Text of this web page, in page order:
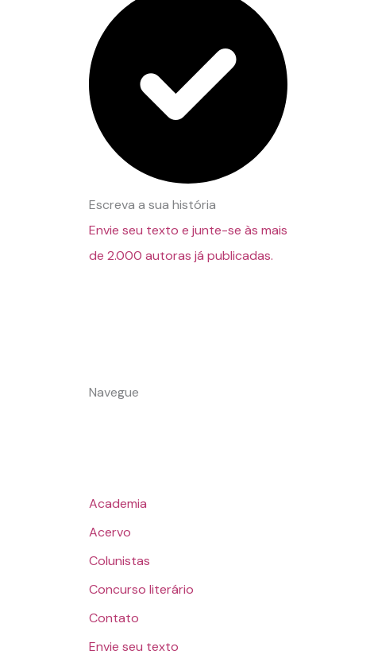
Escreva a sua história
Envie seu texto e junte-se às mais
de 2.000 autoras já publicadas.
Navegue
Academia
Acervo
Colunistas
Concurso literário
Contato
Envie seu texto